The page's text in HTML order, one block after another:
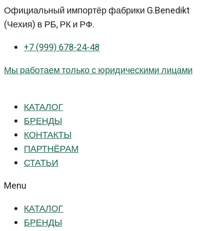
Перейти
к
Официальный импортёр фабрики G.Benedikt
(Чехия) в РБ, РК и РФ.
+7 (999) 678-24-48
Мы работаем только с юридическими лицами
КАТАЛОГ
БРЕНДЫ
КОНТАКТЫ
ПАРТНЁРАМ
СТАТЬИ
Menu
КАТАЛОГ
БРЕНДЫ